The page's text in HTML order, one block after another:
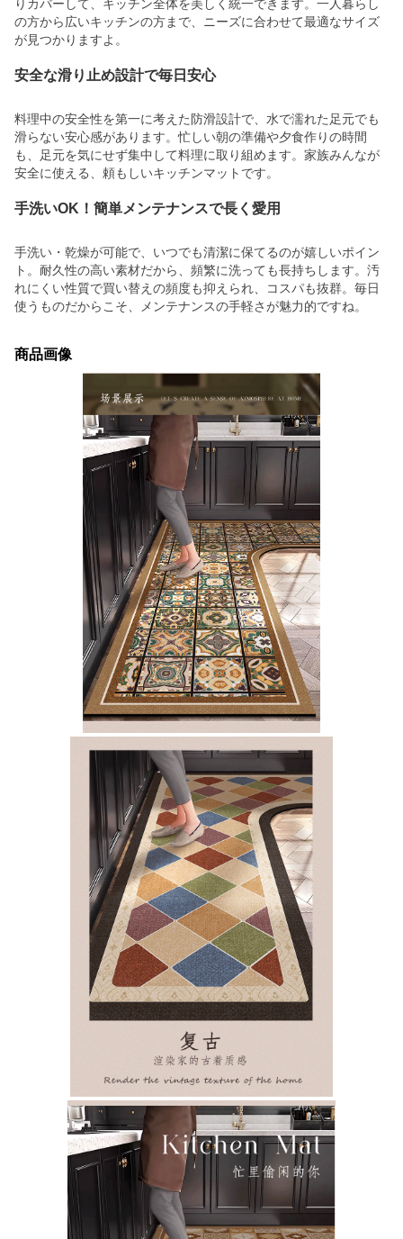
りカバーして、キッチン全体を美しく統一できます。一人暮らし
の方から広いキッチンの方まで、ニーズに合わせて最適なサイズ
が見つかりますよ。
安全な滑り止め設計で毎日安心
料理中の安全性を第一に考えた防滑設計で、水で濡れた足元でも
滑らない安心感があります。忙しい朝の準備や夕食作りの時間
も、足元を気にせず集中して料理に取り組めます。家族みんなが
安全に使える、頼もしいキッチンマットです。
手洗いOK！簡単メンテナンスで長く愛用
手洗い・乾燥が可能で、いつでも清潔に保てるのが嬉しいポイン
ト。耐久性の高い素材だから、頻繁に洗っても長持ちします。汚
れにくい性質で買い替えの頻度も抑えられ、コスパも抜群。毎日
使うものだからこそ、メンテナンスの手軽さが魅力的ですね。
商品画像